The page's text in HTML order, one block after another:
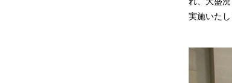
実施いた